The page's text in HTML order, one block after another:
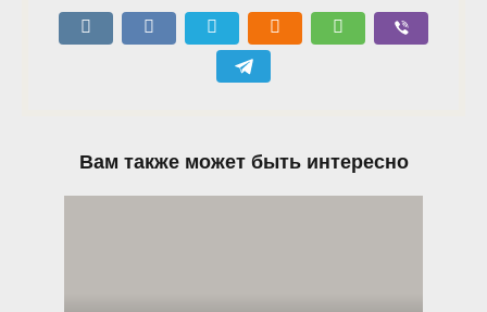
Вам также может быть интересно